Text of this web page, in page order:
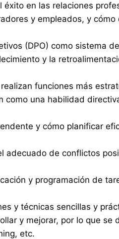
en las relaciones
y empleados, y cómo
(DPO) como sistema
y la
funciones más
como una habilidad
y cómo planificar
adecuado de conflictos
y programación de
y técnicas sencillas y
y mejorar, por lo que se
etc.